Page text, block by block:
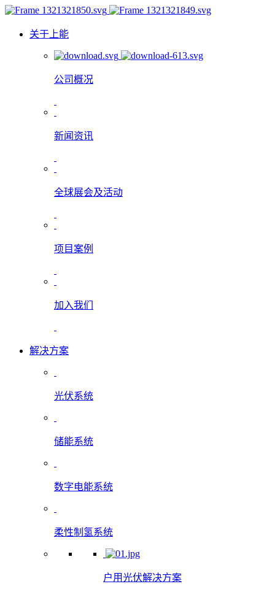
关于上能
公司概况
新闻资讯
全球展会及活动
项目案例
加入我们
解决方案
光伏系统
储能系统
数字电能系统
柔性制氢系统
户用光伏解决方案